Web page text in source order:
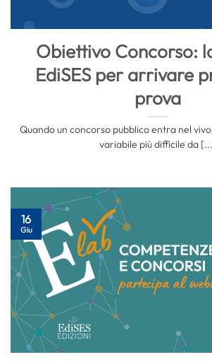
Obiettivo Concorso:
EdiSES per arrivare
prova
Quando un concorso pubblico entra nel
variabile più difficile da
16
Giu